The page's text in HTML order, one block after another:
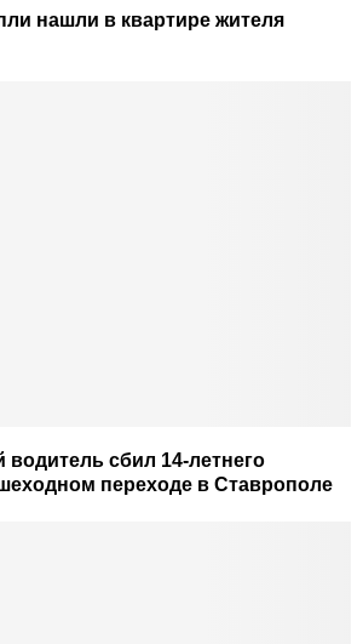
нашли в квартире жителя
сбил 14-летнего
переходе в Ставрополе